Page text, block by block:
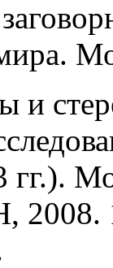
и
2008.